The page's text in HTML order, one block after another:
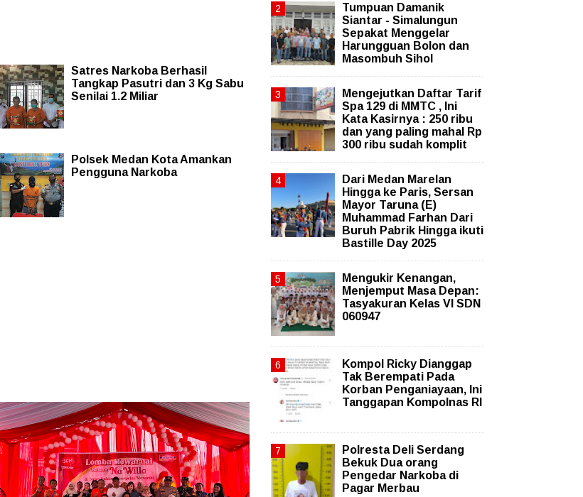
Satres Narkoba Berhasil
Tangkap Pasutri dan 3 Kg Sabu
Senilai 1.2 Miliar
Polsek Medan Kota Amankan
Pengguna Narkoba
Tumpuan Damanik
Siantar - Simalungun
Sepakat Menggelar
Harungguan Bolon dan
Masombuh Sihol
Mengejutkan Daftar Tarif
Spa 129 di MMTC , Ini
Kata Kasirnya : 250 ribu
dan yang paling mahal Rp
300 ribu sudah komplit
‎Dari Medan Marelan
Hingga ke Paris, Sersan
Mayor Taruna (E)
Muhammad Farhan Dari
Buruh Pabrik Hingga ikuti
Bastille Day 2025
Mengukir Kenangan,
Menjemput Masa Depan:
Tasyakuran Kelas VI SDN
060947
Kompol Ricky Dianggap
Tak Berempati Pada
Korban Penganiayaan, Ini
Tanggapan Kompolnas RI
Polresta Deli Serdang
Bekuk Dua orang
Pengedar Narkoba di
Pagar Merbau